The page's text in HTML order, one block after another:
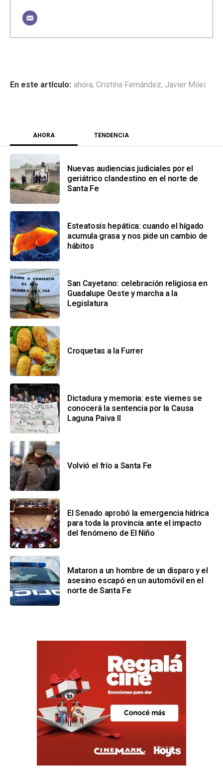
ahora, Cristina Fernández, Javier Milei
AHORA TENDENCIA
Nuevas audiencias judiciales por el
geriátrico clandestino en el norte de
Santa Fe
Esteatosis hepática: cuando el hígado
acumula grasa y nos pide un cambio de
hábitos
San Cayetano: celebración religiosa en
Guadalupe Oeste y marcha a la
Legislatura
Croquetas a la Furrer
Dictadura y memoria: este viernes se
conocerá la sentencia por la Causa
Laguna Paiva II
Volvió el frío a Santa Fe
El Senado aprobó la emergencia hídrica
para toda la provincia ante el impacto
del fenómeno de El Niño
Mataron a un hombre de un disparo y el
asesino escapó en un automóvil en el
norte de Santa Fe